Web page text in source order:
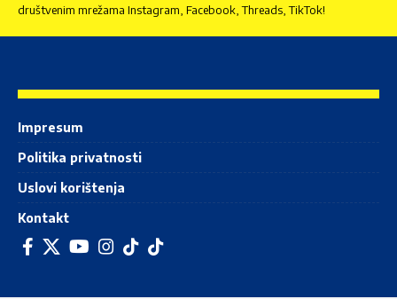
društvenim mrežama Instagram, Facebook, Threads, TikTok!
Impresum
Politika privatnosti
Uslovi korištenja
Kontakt